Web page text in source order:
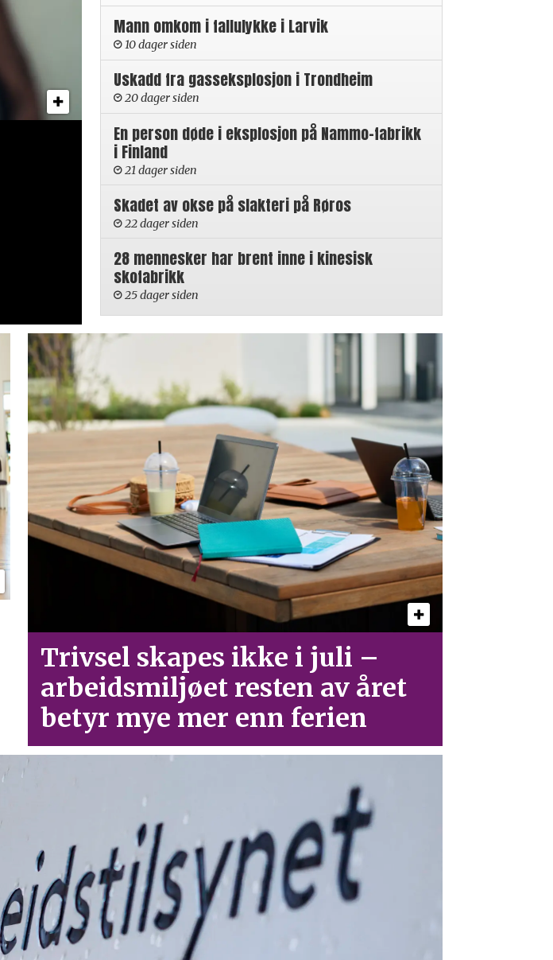
Mann omkom i fallulykke i Larvik
10 dager siden
Uskadd fra gasseksplosjon i Trondheim
20 dager siden
En person døde i eksplosjon på Nammo-fabrikk
i Finland
21 dager siden
Skadet av okse på slakteri på Røros
22 dager siden
28 mennesker har brent inne i kinesisk
skofabrikk
25 dager siden
Trivsel skapes ikke i juli –
arbeid­smiljøet resten av året
betyr mye mer enn ferien